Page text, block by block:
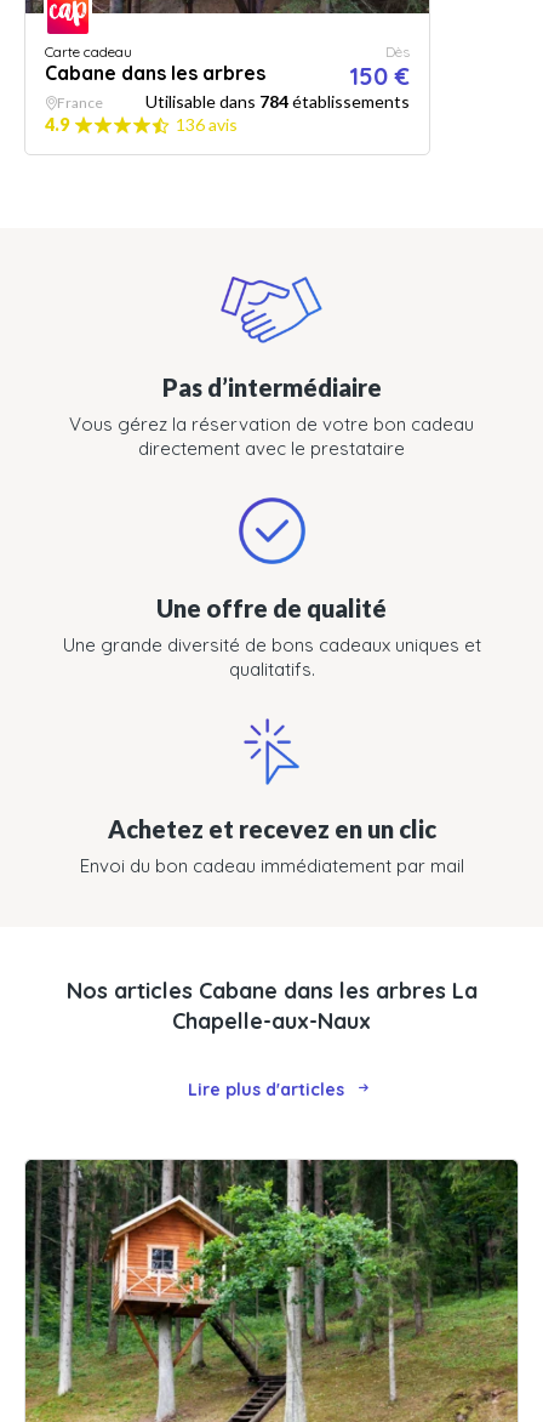
Carte cadeau
Cabane dans les arbres
Dès
150 €
France Utilisable dans 784établissements
4.9
136 avis
Pas d’intermédiaire
Vous gérez la réservation de votre bon cadeau
directement avec le prestataire
Une offre de qualité
Une grande diversité de bons cadeaux uniques et
qualitatifs.
Achetez et recevez en un clic
Envoi du bon cadeau immédiatement par mail
Nos articles Cabane dans les arbres La
Chapelle-aux-Naux
Lire plus d'articles